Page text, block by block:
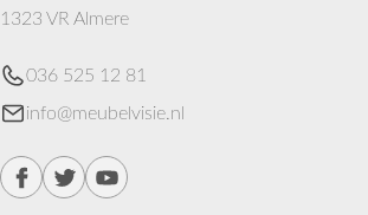
1323 VR Almere
036 525 12 81
info@meubelvisie.nl